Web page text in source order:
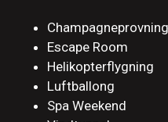
Champagneprovning
Escape Room
Helikopterflygning
Luftballong
Spa Weekend